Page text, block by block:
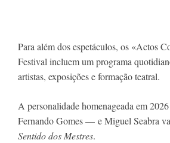
Para além dos espetáculos, os «Actos
Festival incluem um programa
artistas, exposições e formação teatral.
A personalidade homenageada em
Fernando Gomes — e Miguel Seabra
Sentido dos Mestres.